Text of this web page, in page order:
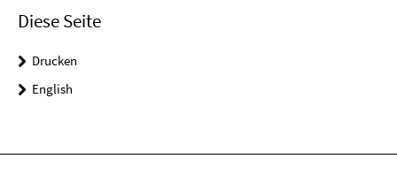
Diese Seite
Drucken
English